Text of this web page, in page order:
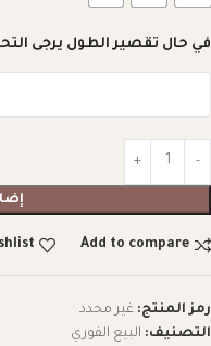
في حال تقصير الطول يرجى
Add to compare
رمز المنتج: غير محدد
التصنيف: البيع الفوري